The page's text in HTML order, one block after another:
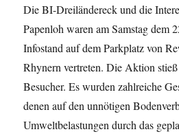
Die BI-Dreiländereck und die
Papenloh waren am Samstag dem
Infostand auf dem Parkplatz von
Rhynern vertreten. Die Aktion
Besucher. Es wurden zahlreiche
denen auf den unnötigen
Umweltbelastungen durch das